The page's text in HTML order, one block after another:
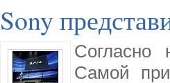
Sony
Согласно
Самой